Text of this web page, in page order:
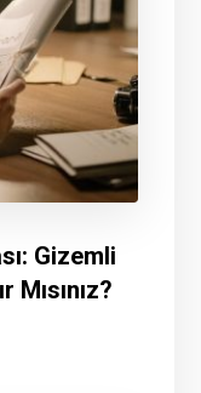
Gizemli
Mısınız?